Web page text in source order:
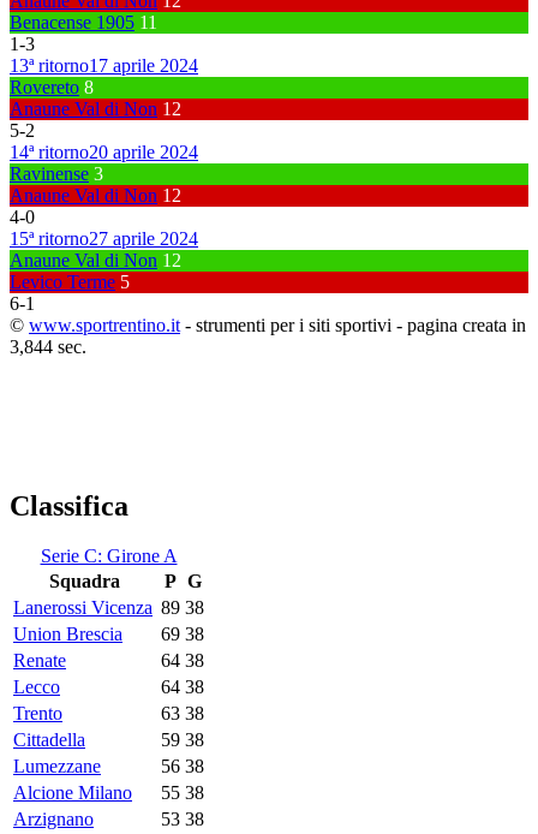
Benacense 1905 11
1-3
13ª ritorno17 aprile 2024
Rovereto 8
Anaune Val di Non 12
5-2
14ª ritorno20 aprile 2024
Ravinense 3
Anaune Val di Non 12
4-0
15ª ritorno27 aprile 2024
Anaune Val di Non 12
Levico Terme 5
6-1
© www.sportrentino.it - strumenti per i siti sportivi - pagina creata in
3,844 sec.
Classifica
Serie C: Girone A
Squadra
P G
Lanerossi Vicenza 89 38
Union Brescia
69 38
Renate
64 38
Lecco
64 38
Trento
63 38
Cittadella
59 38
Lumezzane
56 38
Alcione Milano
55 38
Arzignano
53 38